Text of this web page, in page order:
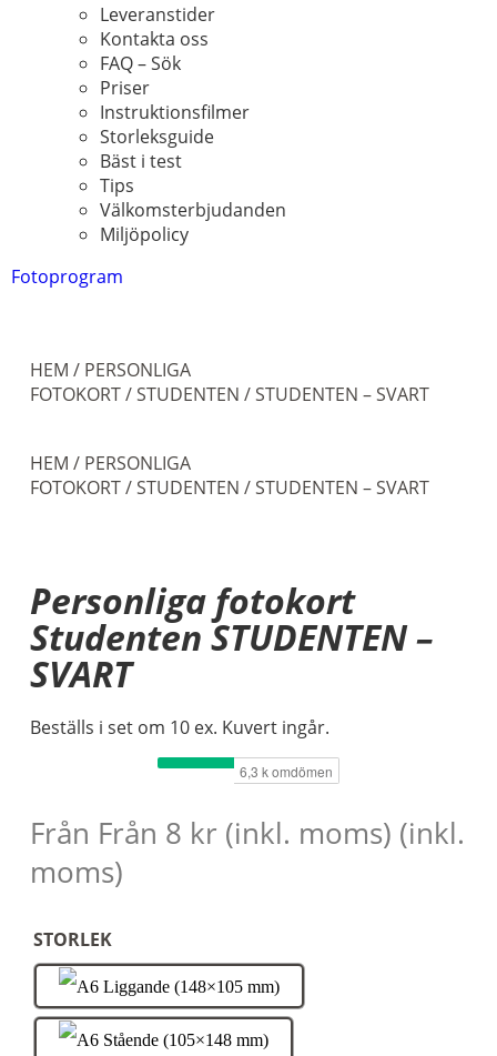
Leveranstider
Kontakta oss
FAQ – Sök
Priser
Instruktionsfilmer
Storleksguide
Bäst i test
Tips
Välkomsterbjudanden
Miljöpolicy
Fotoprogram
HEM / PERSONLIGA
FOTOKORT/STUDENTEN / STUDENTEN – SVART
HEM / PERSONLIGA
FOTOKORT/STUDENTEN / STUDENTEN – SVART
Personliga fotokort
Studenten STUDENTEN –
SVART
Beställs i set om 10 ex. Kuvert ingår.
Från Från 8 kr (inkl. moms) (inkl.
moms)
STORLEK